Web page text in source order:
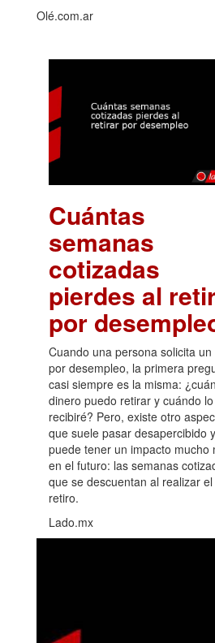
Olé.com.ar
Cuántas
semanas
cotizadas
pierdes al
por
Cuando una persona solicita un
por desempleo, la primera
casi siempre es la misma:
dinero puedo retirar y cuándo lo
recibiré? Pero, existe otro
que suele pasar desapercibido
puede tener un impacto mucho
en el futuro: las semanas
que se descuentan al realizar el
retiro.
Lado.mx